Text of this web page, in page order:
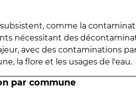
comme la
nécessitant des
avec des contaminations
la flore et les usages de l'eau.
par commune